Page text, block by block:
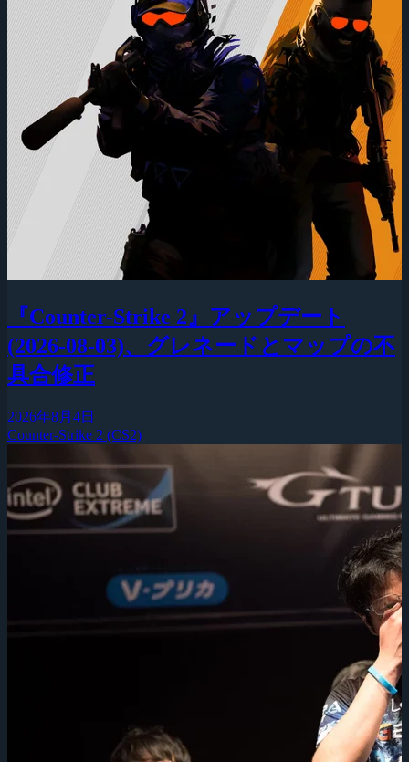
『Counter-Strike 2』アップデート
(2026-08-03)、グレネードとマップの不
具合修正
2026年8月4日
Counter-Strike 2 (CS2)